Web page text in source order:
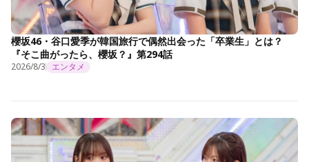
櫻坂46・谷口愛季が韓国旅行で偶然出会った「卒業生」とは？
『そこ曲がったら、櫻坂？』第294話
2026/8/3 エンタメ